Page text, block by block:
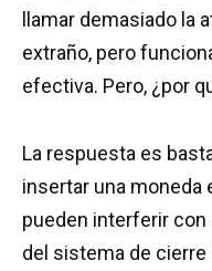
llamar demasiado la
extraño, pero
efectiva. Pero, ¿por
La respuesta es
insertar una moneda
pueden interferir
del sistema de cierre